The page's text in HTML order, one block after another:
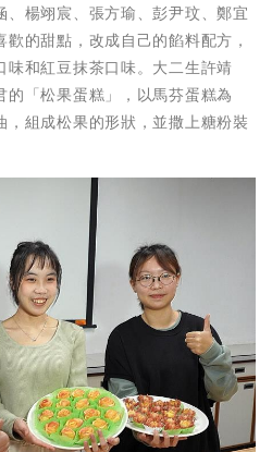
、楊翊宸、張方瑜、彭尹玟、鄭宜
的甜點，改成自己的餡料配方，
和紅豆抹茶口味。大二生許靖
「松果蛋糕」，以馬芬蛋糕為
，組成松果的形狀，並撒上糖粉裝